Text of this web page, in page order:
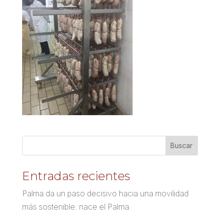
Entradas recientes
Palma da un paso decisivo hacia una movilidad
más sostenible: nace el Palma.